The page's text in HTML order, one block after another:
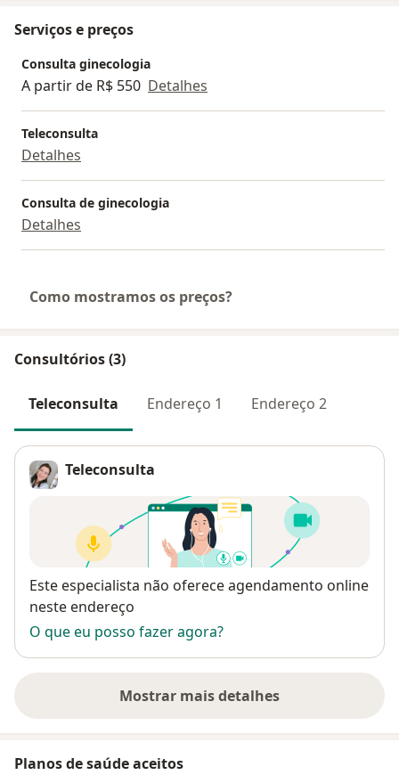
Serviços e preços
Consulta ginecologia
A partir de R$ 550 Detalhes
Teleconsulta
Detalhes
Consulta de ginecologia
Detalhes
Como mostramos os preços?
Consultórios (3)
Teleconsulta Endereço 1 Endereço 2
Teleconsulta
Disponibilidade
Este especialista não oferece agendamento online
neste endereço
O que eu posso fazer agora?
Mostrar mais detalhes
sobre o endereço
Planos de saúde aceitos